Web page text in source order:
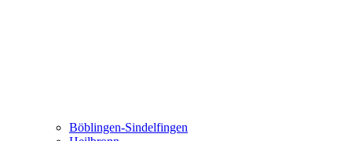
Böblingen-Sindelfingen